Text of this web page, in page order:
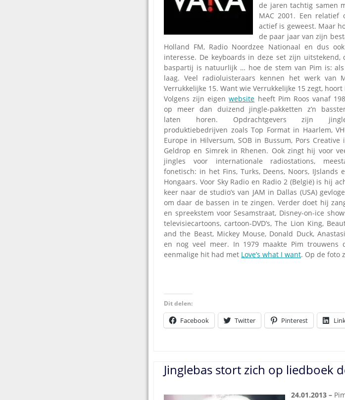
de jaren tachtig samen
MAC 2001. Een
actief is geweest. Maar
de paar jaar van zijn
Holland FM, Radio Noordzee Nationaal en dus
interesse. De keyboards in deze set zijn
baspartij is natuurlijk … hoe de stem van Pim is:
laag. Veel radioluisteraars kennen het werk van
Verrukkelijke 15. Want wie Verrukkelijke 15 zegt,
Volgens zijn eigenwebsite heeft Pim Roos vanaf
op meer dan duizend jingle-pakketten z’n
laten horen. Opdrachtgevers zijn
produktiebedrijven zoals Top Format in Haarlem,
Europe in Hilversum, SOB in Bussum, Pors Creative
Geldrop en Simrek in Rhenen. Ook zingt hij voor
jingles voor internationale radiostations,
fonetisch: in het Fins, Turks, Deens, Noors, IJslands
Hongaars. Voor Sky Radio en Radio 2 (België) is hij
keer naar de studio’s van JAM in Dallas (USA)
om daar de bassen in te zingen. Verder doet hij
en spreekstem voor Sesamstraat, Disney-on-ice
televisiecartoons, cartoon-DVD’s, The Lion King,
and the Beast, Mickey Mouse, Donald Duck,
en nog veel meer. In 1979 maakte Pim trouwens
eenmalige hit had met Love’s what I want. Op de foto
Dit delen:
Facebook Twitter Pinterest
Jinglebas stort zich op liedboek
24.01.2013 –